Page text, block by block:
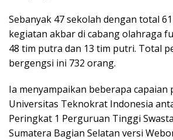
Sebanyak 47 sekolah dengan total
kegiatan akbar di cabang olahraga
48 tim putra dan 13 tim putri. Total
bergengsi ini 732 orang.
Ia menyampaikan beberapa capaian
Universitas Teknokrat Indonesia
Peringkat 1 Perguruan Tinggi
Sumatera Bagian Selatan versi